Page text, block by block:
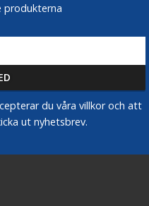
produkterna
du våra villkor och att
ut nyhetsbrev.